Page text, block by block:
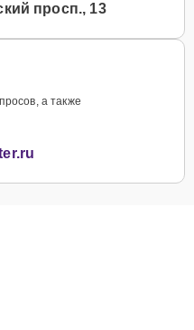
просп., 13
а также